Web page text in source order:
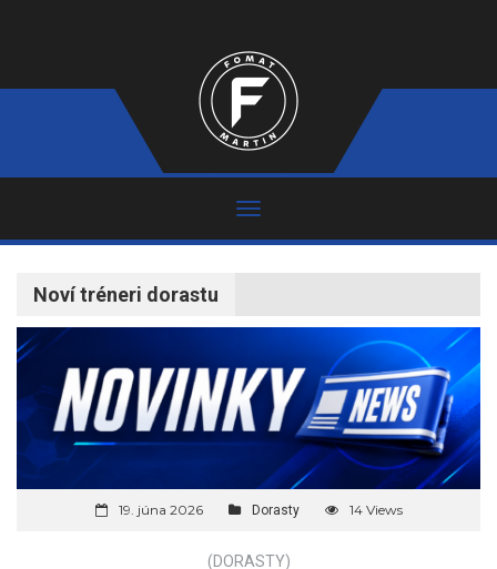
Noví tréneri dorastu
19. júna 2026 Dorasty 14 Views
(DORASTY)